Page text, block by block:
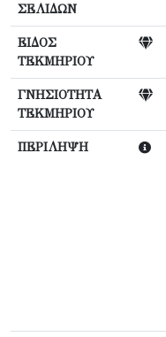
ΣΕΛΙΔΩΝ
ΕΙΔΟΣ
ΤΕΚΜΗΡΙΟΥ
ΓΝΗΣΙΟΤΗΤΑ
ΤΕΚΜΗΡΙΟΥ
ΠΕΡΙΛΗΨΗ